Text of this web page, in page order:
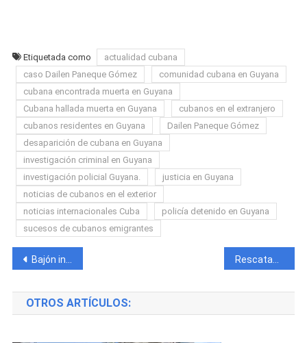
Etiquetada como
actualidad cubana
caso Dailen Paneque Gómez
comunidad cubana en Guyana
cubana encontrada muerta en Guyana
Cubana hallada muerta en Guyana
cubanos en el extranjero
cubanos residentes en Guyana
Dailen Paneque Gómez
desaparición de cubana en Guyana
investigación criminal en Guyana
investigación policial Guyana.
justicia en Guyana
noticias de cubanos en el exterior
noticias internacionales Cuba
policía detenido en Guyana
sucesos de cubanos emigrantes
Navegación
de
entradas
Bajón inesperado en el mercado informal cubano: dólar, euro y MLC registran caída simultánea
OTROS ARTÍCULOS: